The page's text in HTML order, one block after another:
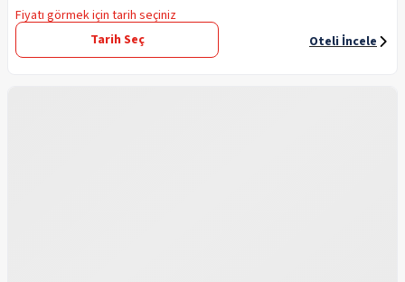
Fiyatı görmek için tarih seçiniz
Tarih Seç
Oteli İncele